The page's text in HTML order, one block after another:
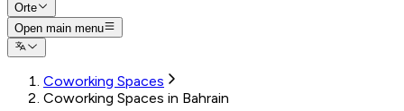
Orte
Open main menu
Coworking Spaces
Coworking Spaces in Bahrain